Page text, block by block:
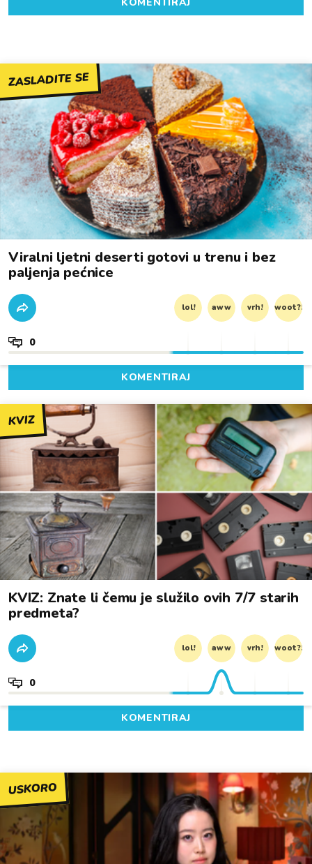
ZASLADITE SE
Viralni ljetni deserti gotovi u trenu i bez
paljenja pećnice
lol! aww vrh! woot?!
0
KOMENTIRAJ
KVIZ
KVIZ: Znate li čemu je služilo ovih 7/7 starih
predmeta?
lol! aww vrh! woot?!
0
KOMENTIRAJ
USKORO